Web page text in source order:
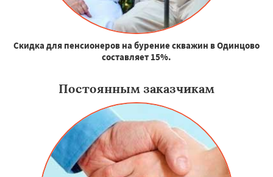
Скидка для пенсионеров на бурение скважин в Одинцово
составляет 15%.
Постоянным заказчикам